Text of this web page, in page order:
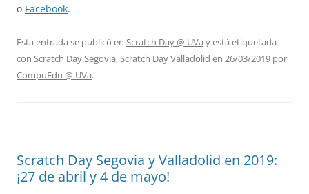
o Facebook.
Esta entrada se publicó en Scratch Day @ UVa y está etiquetada
con Scratch Day Segovia,Scratch Day Valladolid en 26/03/2019 por
CompuEdu @ UVa.
Scratch Day Segovia y Valladolid en 2019:
¡27 de abril y 4 de mayo!